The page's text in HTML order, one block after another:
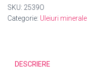
SKU: 2539O
Categorie: Uleiuri minerale
DESCRIERE